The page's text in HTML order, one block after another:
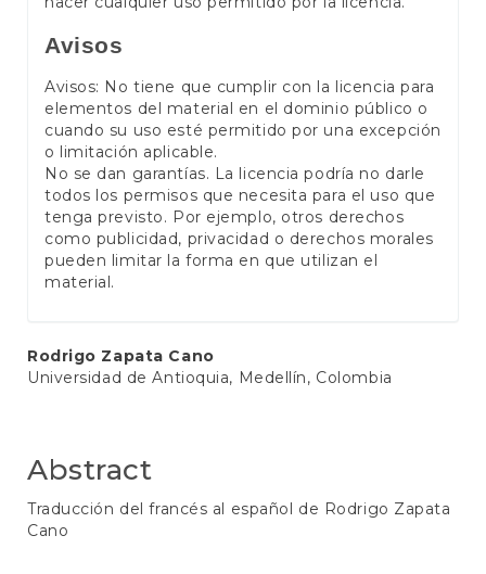
Avisos
Avisos: No tiene que cumplir con la licencia para
elementos del material en el dominio público o
cuando su uso esté permitido por una excepción
o limitación aplicable.
No se dan garantías. La licencia podría no darle
todos los permisos que necesita para el uso que
tenga previsto. Por ejemplo, otros derechos
como publicidad, privacidad o derechos morales
pueden limitar la forma en que utilizan el
material.
Main
Article
Rodrigo Zapata Cano
Universidad de Antioquia, Medellín, Colombia
Abstract
Traducción del francés al español de Rodrigo Zapata
Cano